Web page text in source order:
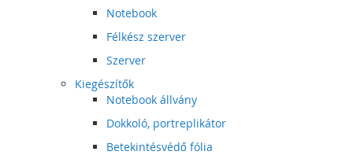
Notebook
Félkész szerver
Szerver
Kiegészítők
Notebook állvány
Dokkoló, portreplikátor
Betekintésvédő fólia